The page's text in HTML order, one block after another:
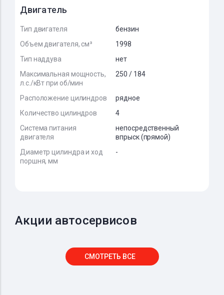
Двигатель
Тип двигателя
бензин
Объем двигателя, см³
1998
Тип наддува
нет
Максимальная мощность,
л.с./кВт при об/мин
250 / 184
Расположение цилиндров
рядное
Количество цилиндров
4
Система питания
двигателя
непосредственный
впрыск (прямой)
Диаметр цилиндра и ход
поршня, мм
-
Акции автосервисов
СМОТРЕТЬ ВСЕ